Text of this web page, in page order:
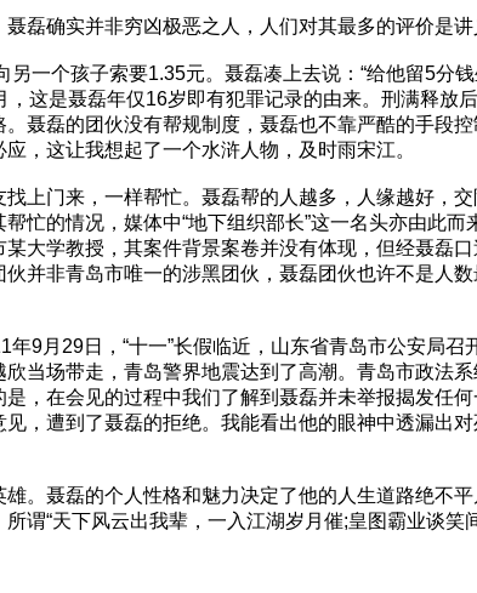
磊确实并非穷凶极恶之人，人们对其最多的评价是讲
一个孩子索要1.35元。聂磊凑上去说：“给他留5分
这是聂磊年仅16岁即有犯罪记录的由来。刑满释放
聂磊的团伙没有帮规制度，聂磊也不靠严酷的手段
，这让我想起了一个水浒人物，及时雨宋江。
上门来，一样帮忙。聂磊帮的人越多，人缘越好，
忙的情况，媒体中“地下组织部长”这一名头亦由此而
大学教授，其案件背景案卷并没有体现，但经聂磊
并非青岛市唯一的涉黑团伙，聂磊团伙也许不是人
9月29日，“十一”长假临近，山东省青岛市公安局
当场带走，青岛警界地震达到了高潮。青岛市政法
，在会见的过程中我们了解到聂磊并未举报揭发任
，遭到了聂磊的拒绝。我能看出他的眼神中透漏出
。聂磊的个人性格和魅力决定了他的人生道路绝不
“天下风云出我辈，一入江湖岁月催;皇图霸业谈笑